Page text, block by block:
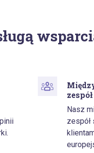
zespół
Nasz
zespół